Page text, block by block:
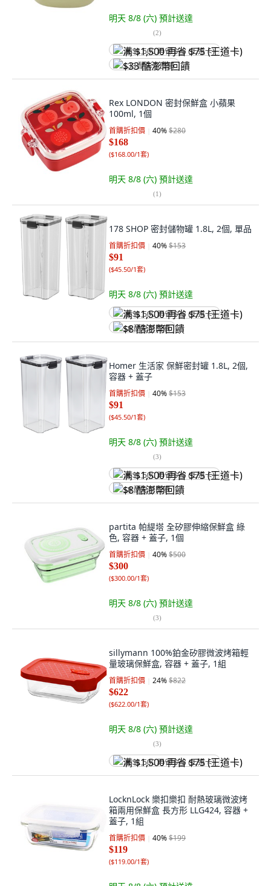
明天 8/8 (六) 預計送達
(2)
满 $1,500 再省 $75 (王道卡)
$33 酷澎幣回饋
Rex LONDON 密封保鮮盒 小蘋果
100ml, 1個
首購折扣價 40%$280
$168
($168.00/1套)
明天 8/8 (六) 預計送達
(1)
178 SHOP 密封儲物罐 1.8L, 2個, 單品
首購折扣價 40%$153
$91
($45.50/1套)
明天 8/8 (六) 預計送達
满 $1,500 再省 $75 (王道卡)
$8 酷澎幣回饋
Homer 生活家 保鮮密封罐 1.8L, 2個,
容器 + 蓋子
首購折扣價 40%$153
$91
($45.50/1套)
明天 8/8 (六) 預計送達
(3)
满 $1,500 再省 $75 (王道卡)
$8 酷澎幣回饋
partita 帕緹塔 全矽膠伸縮保鮮盒 綠
色, 容器 + 蓋子, 1個
首購折扣價 40%$500
$300
($300.00/1套)
明天 8/8 (六) 預計送達
(3)
sillymann 100%鉑金矽膠微波烤箱輕
量玻璃保鮮盒, 容器 + 蓋子, 1組
首購折扣價 24%$822
$622
($622.00/1套)
明天 8/8 (六) 預計送達
(3)
满 $1,500 再省 $75 (王道卡)
LocknLock 樂扣樂扣 耐熱玻璃微波烤
箱兩用保鮮盒 長方形 LLG424, 容器 +
蓋子, 1組
首購折扣價 40%$199
$119
($119.00/1套)